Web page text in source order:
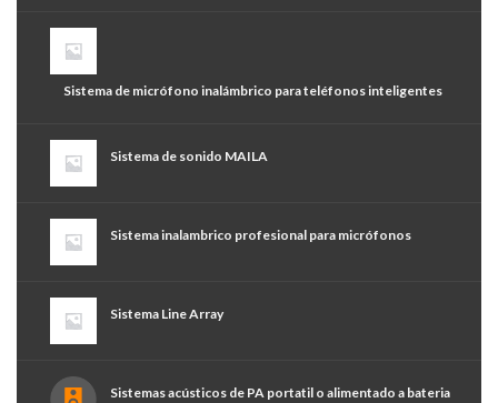
Sistema de micrófono inalámbrico para teléfonos inteligentes
Sistema de sonido MAILA
Sistema inalambrico profesional para micrófonos
Sistema Line Array
Sistemas acústicos de PA portatil o alimentado a bateria